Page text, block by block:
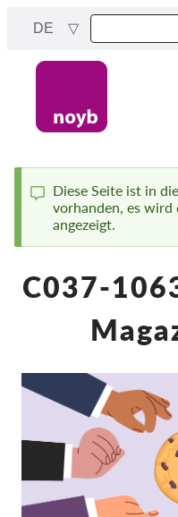
content
DE
Status
message
Diese Seite ist in
vorhanden, es wird
angezeigt.
C037-